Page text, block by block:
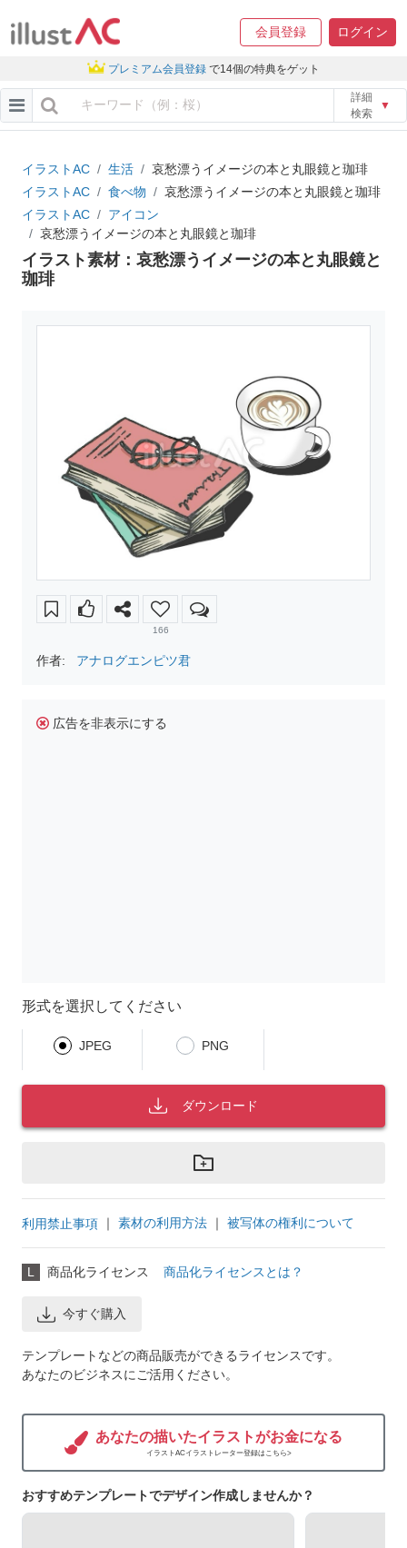
会員登録 ログイン
プレミアム会員登録 で14個の特典をゲット
詳細
検索
▼
イラストAC 生活
哀愁漂うイメージの本と丸眼鏡と珈琲
イラストAC
食べ物
哀愁漂うイメージの本と丸眼鏡と珈琲
イラストAC
アイコン
哀愁漂うイメージの本と丸眼鏡と珈琲
イラスト素材：哀愁漂うイメージの本と丸眼鏡と
珈琲
166
作者: アナログエンピツ君
広告を非表示にする
形式を選択してください
JPEG PNG
ダウンロード
利用禁止事項 ｜ 素材の利用方法 ｜ 被写体の権利について
L 商品化ライセンス 商品化ライセンスとは？
今すぐ購入
テンプレートなどの商品販売ができるライセンスです。
あなたのビジネスにご活用ください。
あなたの描いたイラストがお金になる
イラストACイラストレーター登録はこちら>
おすすめテンプレートでデザイン作成しませんか？